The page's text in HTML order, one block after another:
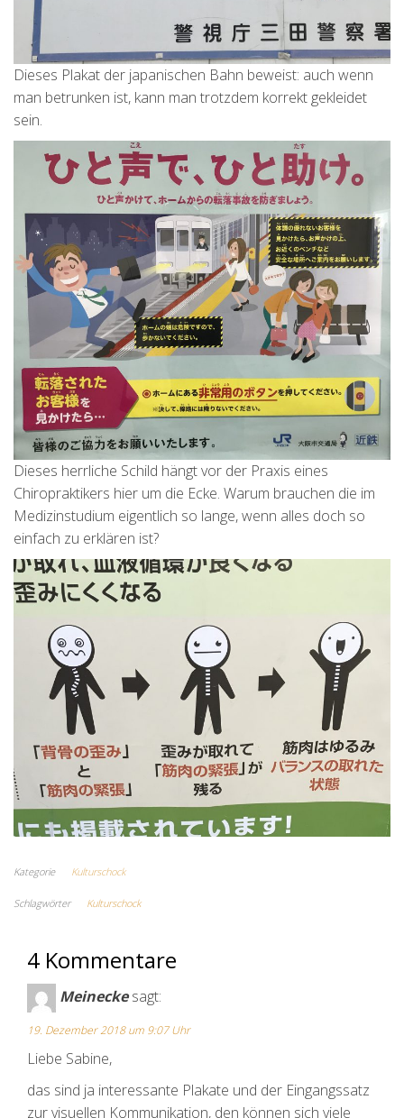
Dieses Plakat der japanischen Bahn beweist: auch wenn
man betrunken ist, kann man trotzdem korrekt gekleidet
sein.
Dieses herrliche Schild hängt vor der Praxis eines
Chiropraktikers hier um die Ecke. Warum brauchen die im
Medizinstudium eigentlich so lange, wenn alles doch so
einfach zu erklären ist?
Kategorie Kulturschock
Schlagwörter Kulturschock
4 Kommentare
Meinecke sagt:
19. Dezember 2018 um 9:07 Uhr
Liebe Sabine,
das sind ja interessante Plakate und der Eingangssatz
zur visuellen Kommunikation, den können sich viele